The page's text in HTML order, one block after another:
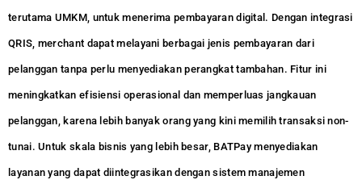
terutama UMKM, untuk menerima pembayaran digital. Dengan integrasi
QRIS, merchant dapat melayani berbagai jenis pembayaran dari
pelanggan tanpa perlu menyediakan perangkat tambahan. Fitur ini
meningkatkan efisiensi operasional dan memperluas jangkauan
pelanggan, karena lebih banyak orang yang kini memilih transaksi non-
tunai. Untuk skala bisnis yang lebih besar, BATPay menyediakan
layanan yang dapat diintegrasikan dengan sistem manajemen